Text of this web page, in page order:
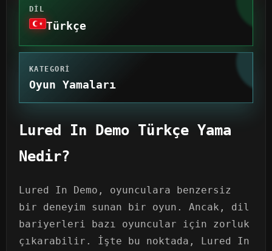
DIL
Türkçe
KATEGORI
Oyun Yamaları
Lured In Demo Türkçe Yama
Nedir?
Lured In Demo, oyunculara benzersiz
bir deneyim sunan bir oyun. Ancak, dil
bariyerleri bazı oyuncular için zorluk
çıkarabilir. İşte bu noktada, Lured In